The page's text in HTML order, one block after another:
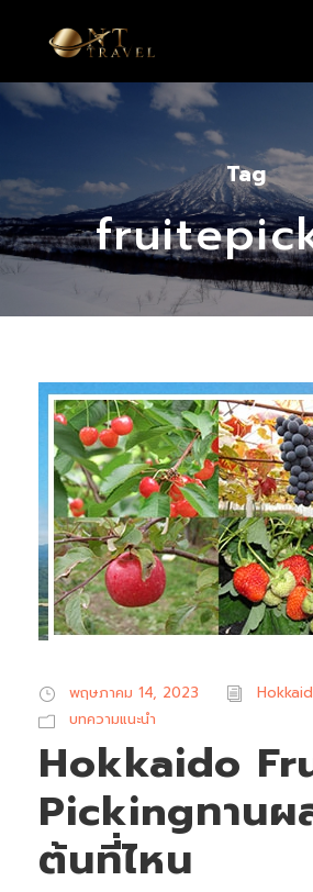
Tag
พฤษภาคม 14, 2023
บทความแนะนำ
Hokkaido
Pickingทานผ
ต้นที่ไหน